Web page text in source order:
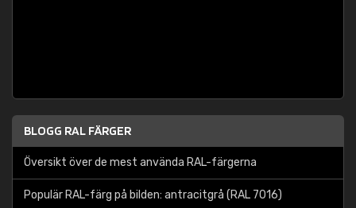
BLOGG RAL FÄRGER
Översikt över de mest använda RAL-färgerna
Populär RAL-färg på bilden: antracitgrå (RAL 7016)